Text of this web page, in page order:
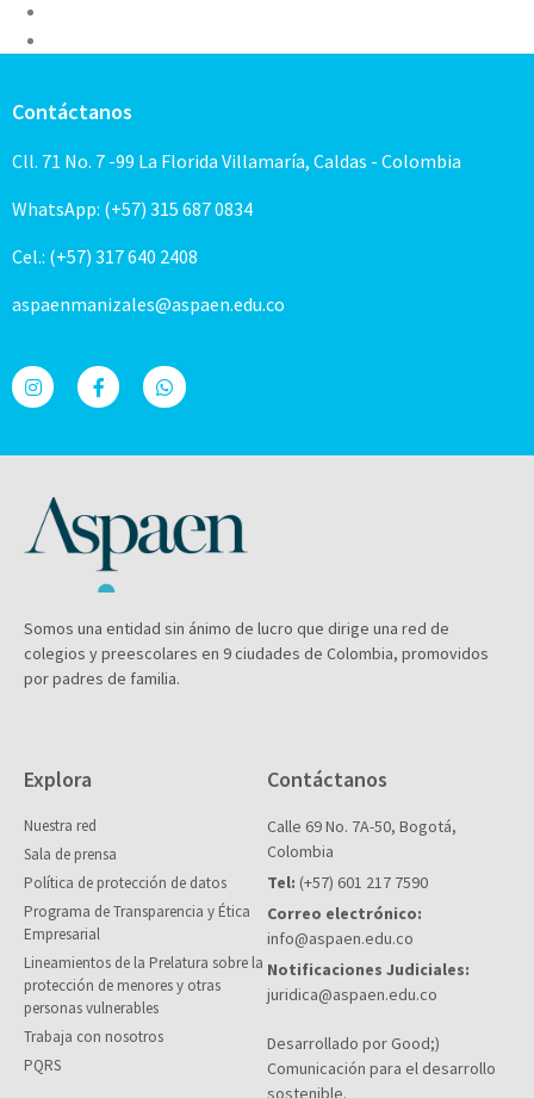
Contáctanos
Cll. 71 No. 7 -99 La Florida Villamaría, Caldas - Colombia
WhatsApp: (+57) 315 687 0834
Cel.: (+57) 317 640 2408
aspaenmanizales@aspaen.edu.co
Somos una entidad sin ánimo de lucro que dirige una red de
colegios y preescolares en 9 ciudades de Colombia, promovidos
por padres de familia.
Explora
Nuestra red
Sala de prensa
Política de protección de datos
Programa de Transparencia y Ética
Empresarial
Lineamientos de la Prelatura sobre la
protección de menores y otras
personas vulnerables
Trabaja con nosotros
PQRS
Contáctanos
Calle 69 No. 7A-50, Bogotá,
Colombia
Tel: (+57) 601 217 7590
Correo electrónico:
info@aspaen.edu.co
Notificaciones Judiciales:
juridica@aspaen.edu.co
Desarrollado por Good;)
Comunicación para el desarrollo
sostenible.